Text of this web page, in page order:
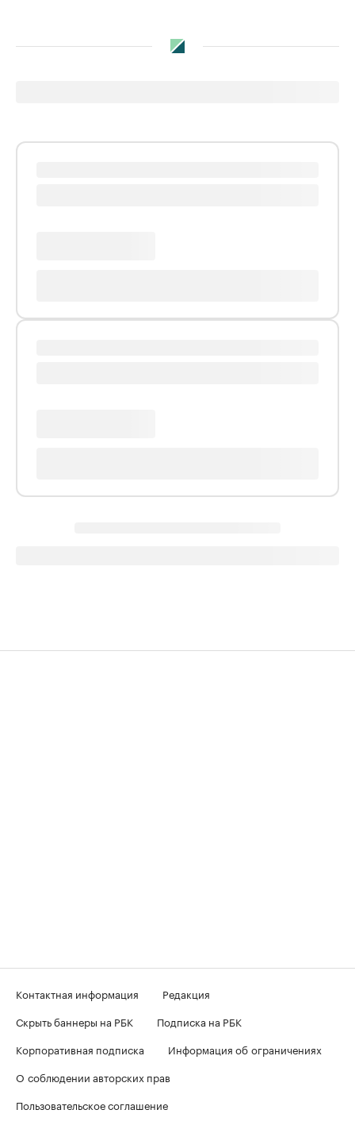
Контактная информация
Редакция
Скрыть баннеры на РБК
Подписка на РБК
Корпоративная подписка
Информация об ограничениях
О соблюдении авторских прав
Пользовательское соглашение